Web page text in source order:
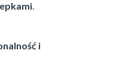
.
i